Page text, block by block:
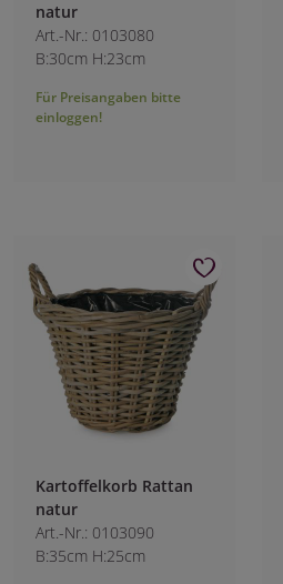
natur
Art.-Nr.: 0103080
B:30cm H:23cm
Für Preisangaben bitte
einloggen!
Kartoffelkorb Rattan
natur
Art.-Nr.: 0103090
B:35cm H:25cm